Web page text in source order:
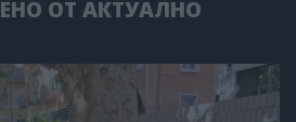
ОТ АКТУАЛНО